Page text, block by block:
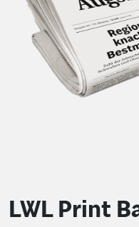
LWL Print